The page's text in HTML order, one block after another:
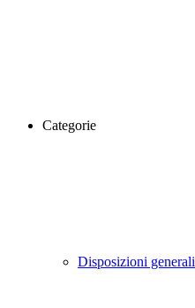
Categorie
Disposizioni generali